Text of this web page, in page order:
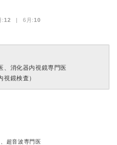
:12 | 6月:10
、消化器内視鏡専門医
視鏡検査）
超音波専門医